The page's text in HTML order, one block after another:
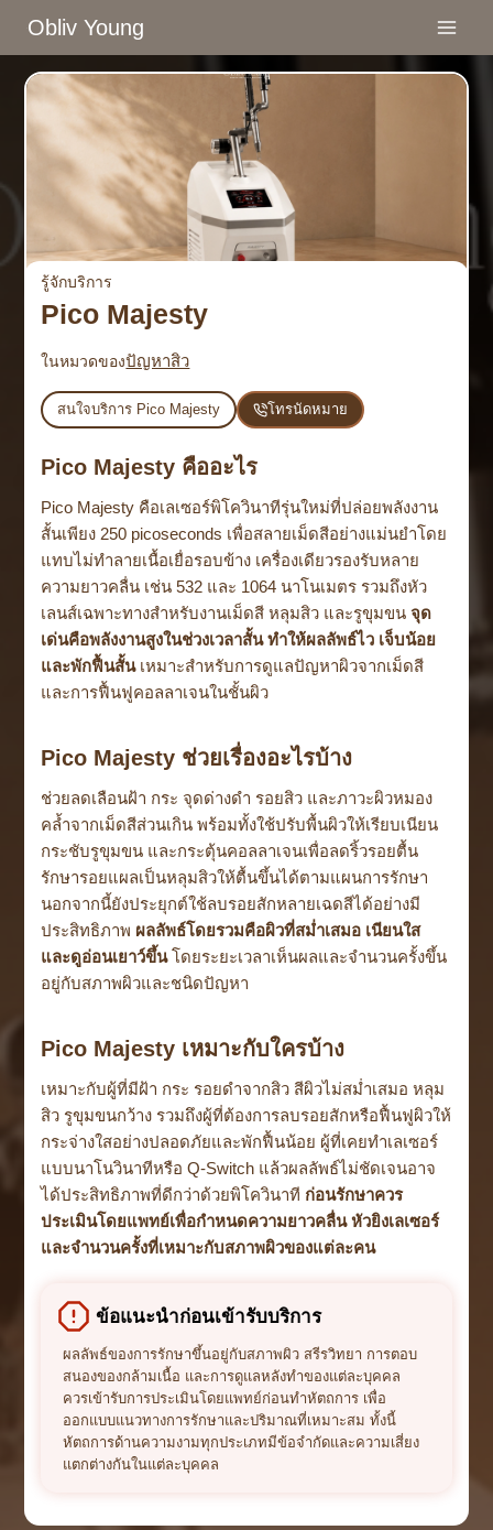
Obliv Young
รู้จักบริการ
Pico Majesty
ในหมวดของปัญหาสิว
สนใจบริการ Pico Majesty โทรนัดหมาย
Pico Majesty คืออะไร
Pico Majesty คือเลเซอร์พิโควินาทีรุ่นใหม่ที่ปล่อยพลังงาน
สั้นเพียง 250 picoseconds เพื่อสลายเม็ดสีอย่างแม่นยำโดย
แทบไม่ทำลายเนื้อเยื่อรอบข้าง เครื่องเดียวรองรับหลาย
ความยาวคลื่น เช่น 532 และ 1064 นาโนเมตร รวมถึงหัว
เลนส์เฉพาะทางสำหรับงานเม็ดสี หลุมสิว และรูขุมขนจุด
เด่นคือพลังงานสูงในช่วงเวลาสั้น ทำให้ผลลัพธ์ไว เจ็บน้อย
และพักฟื้นสั้นเหมาะสำหรับการดูแลปัญหาผิวจากเม็ดสี
และการฟื้นฟูคอลลาเจนในชั้นผิว
Pico Majesty ช่วยเรื่องอะไรบ้าง
ช่วยลดเลือนฝ้า กระ จุดด่างดำ รอยสิว และภาวะผิวหมอง
คล้ำจากเม็ดสีส่วนเกิน พร้อมทั้งใช้ปรับพื้นผิวให้เรียบเนียน
กระชับรูขุมขน และกระตุ้นคอลลาเจนเพื่อลดริ้วรอยตื้น
รักษารอยแผลเป็นหลุมสิวให้ตื้นขึ้นได้ตามแผนการรักษา
นอกจากนี้ยังประยุกต์ใช้ลบรอยสักหลายเฉดสีได้อย่างมี
ประสิทธิภาพ ผลลัพธ์โดยรวมคือผิวที่สม่ำเสมอ เนียนใส
และดูอ่อนเยาว์ขึ้นโดยระยะเวลาเห็นผลและจำนวนครั้งขึ้น
อยู่กับสภาพผิวและชนิดปัญหา
Pico Majesty เหมาะกับใครบ้าง
เหมาะกับผู้ที่มีฝ้า กระ รอยดำจากสิว สีผิวไม่สม่ำเสมอ หลุม
สิว รูขุมขนกว้าง รวมถึงผู้ที่ต้องการลบรอยสักหรือฟื้นฟูผิวให้
กระจ่างใสอย่างปลอดภัยและพักฟื้นน้อย ผู้ที่เคยทำเลเซอร์
แบบนาโนวินาทีหรือ Q-Switch แล้วผลลัพธ์ไม่ชัดเจนอาจ
ได้ประสิทธิภาพที่ดีกว่าด้วยพิโควินาที ก่อนรักษาควร
ประเมินโดยแพทย์เพื่อกำหนดความยาวคลื่น หัวยิงเลเซอร์
และจำนวนครั้งที่เหมาะกับสภาพผิวของแต่ละคน
ข้อแนะนำก่อนเข้ารับบริการ
ผลลัพธ์ของการรักษาขึ้นอยู่กับสภาพผิว สรีรวิทยา การตอบ
สนองของกล้ามเนื้อ และการดูแลหลังทำของแต่ละบุคคล
ควรเข้ารับการประเมินโดยแพทย์ก่อนทำหัตถการ เพื่อ
ออกแบบแนวทางการรักษาและปริมาณที่เหมาะสม ทั้งนี้
หัตถการด้านความงามทุกประเภทมีข้อจำกัดและความเสี่ยง
แตกต่างกันในแต่ละบุคคล